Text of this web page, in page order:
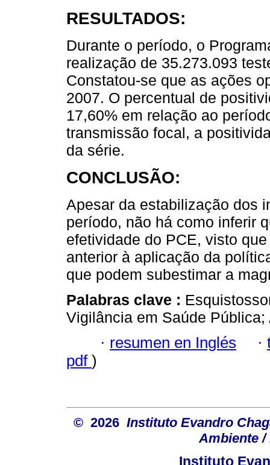
RESULTADOS:
Durante o período, o
realização de 35.273.093
Constatou-se que as ações
2007. O percentual de
17,60% em relação ao
transmissão focal, a
da série.
CONCLUSÃO:
Apesar da estabilização dos
período, não há como inferir
efetividade do PCE, visto
anterior à aplicação da
que podem subestimar a
Palabras clave :
Vigilância em Saúde
· resumen en Inglés ·
pdf )
© 2026 Instituto Evandro
Ambiente /
Instituto